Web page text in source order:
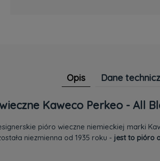
Opis Dane
Kaweco Perkeo - All
pióro wieczne niemieckiej marki
niezmienna od 1935 roku - jest to pióro